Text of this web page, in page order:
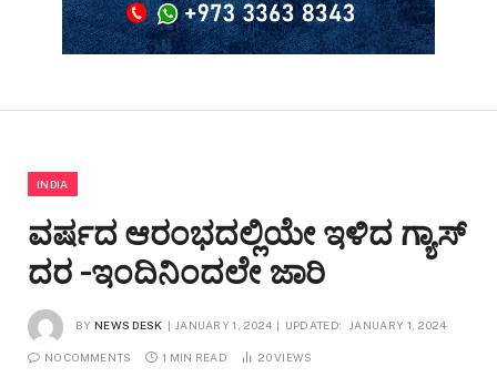
INDIA
ವರ್ಷದ ಆರಂಭದಲ್ಲಿಯೇ ಇಳಿದ ಗ್ಯಾಸ್
ದರ -ಇಂದಿನಿಂದಲೇ ಜಾರಿ
BY NEWS DESK JANUARY 1, 2024 UPDATED: JANUARY 1, 2024
NO COMMENTS 1 MIN READ 20VIEWS